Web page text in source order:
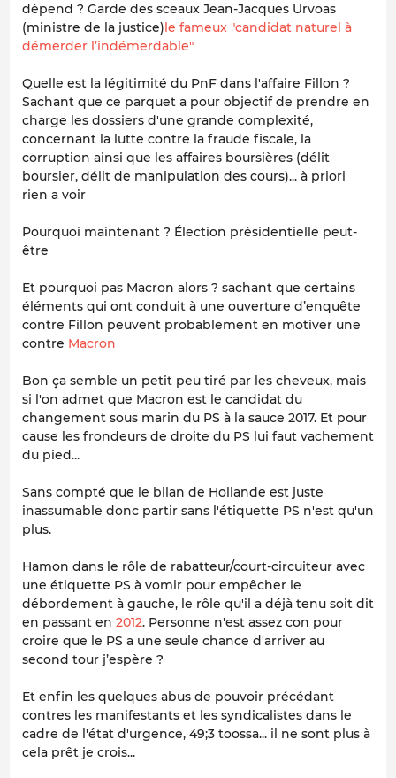
dépend ? Garde des sceaux Jean-Jacques Urvoas
(ministre de la justice)le fameux "candidat naturel à
démerder l’indémerdable"
Quelle est la légitimité du PnF dans l'affaire Fillon ?
Sachant que ce parquet a pour objectif de prendre en
charge les dossiers d'une grande complexité,
concernant la lutte contre la fraude fiscale, la
corruption ainsi que les affaires boursières (délit
boursier, délit de manipulation des cours)... à priori
rien a voir
Pourquoi maintenant ? Élection présidentielle peut-
être
Et pourquoi pas Macron alors ? sachant que certains
éléments qui ont conduit à une ouverture d’enquête
contre Fillon peuvent probablement en motiver une
contre Macron
Bon ça semble un petit peu tiré par les cheveux, mais
si l'on admet que Macron est le candidat du
changement sous marin du PS à la sauce 2017. Et pour
cause les frondeurs de droite du PS lui faut vachement
du pied...
Sans compté que le bilan de Hollande est juste
inassumable donc partir sans l'étiquette PS n'est qu'un
plus.
Hamon dans le rôle de rabatteur/court-circuiteur avec
une étiquette PS à vomir pour empêcher le
débordement à gauche, le rôle qu'il a déjà tenu soit dit
en passant en 2012. Personne n'est assez con pour
croire que le PS a une seule chance d'arriver au
second tour j’espère ?
Et enfin les quelques abus de pouvoir précédant
contres les manifestants et les syndicalistes dans le
cadre de l'état d'urgence, 49;3 toossa... il ne sont plus à
cela prêt je crois...